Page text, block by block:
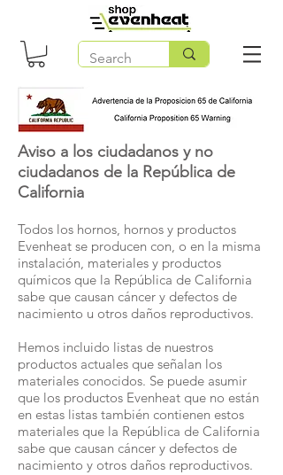
Aviso a los ciudadanos y no
ciudadanos de la República de
California
Todos los hornos, hornos y productos
Evenheat se producen con, o en la misma
instalación, materiales y productos
químicos que la República de California
sabe que causan cáncer y defectos de
nacimiento u otros daños reproductivos.
Hemos incluido listas de nuestros
productos actuales que señalan los
materiales conocidos. Se puede asumir
que los productos Evenheat que no están
en estas listas también contienen estos
materiales que la República de California
sabe que causan cáncer y defectos de
nacimiento y otros daños reproductivos.